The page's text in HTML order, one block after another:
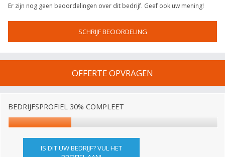
Er zijn nog geen beoordelingen over dit bedrijf. Geef ook uw mening!
SCHRIJF BEOORDELING
OFFERTE OPVRAGEN
BEDRIJFSPROFIEL 30% COMPLEET
IS DIT UW BEDRIJF? VUL HET